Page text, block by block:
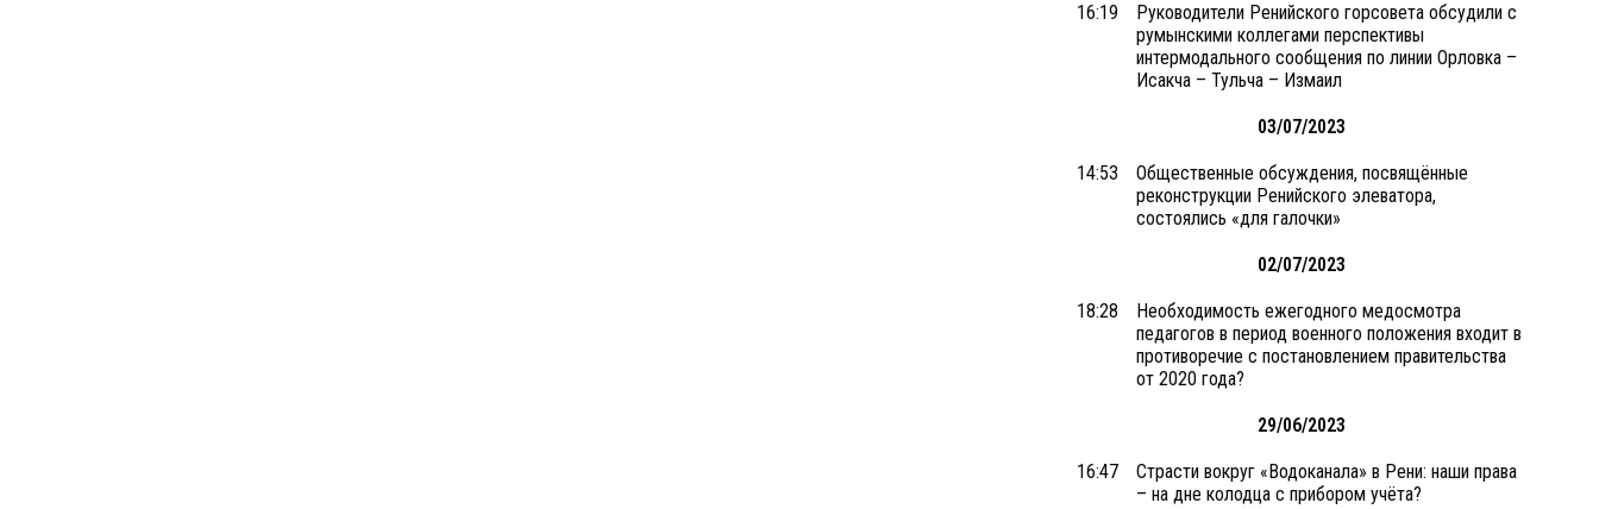
16:19
Руководители Ренийского горсовета обсудили с
румынскими коллегами перспективы
интермодального сообщения по линии Орловка –
Исакча – Тульча – Измаил
03/07/2023
14:53
Общественные обсуждения, посвящённые
реконструкции Ренийского элеватора,
состоялись «для галочки»
02/07/2023
18:28
Необходимость ежегодного медосмотра
педагогов в период военного положения входит в
противоречие с постановлением правительства
от 2020 года?
29/06/2023
16:47
Страсти вокруг «Водоканала» в Рени: наши права
– на дне колодца с прибором учёта?